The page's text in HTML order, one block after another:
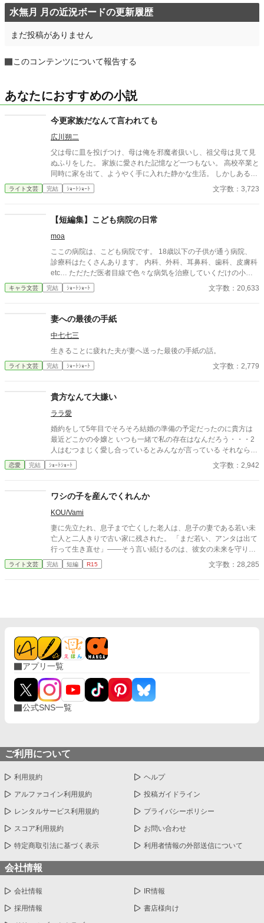
水無月 月の近況ボードの更新履歴
まだ投稿がありません
このコンテンツについて報告する
あなたにおすすめの小説
今更家族だなんて言われても
広川朔二
父は母に皿を投げつけ、母は俺を邪魔者扱いし、祖父母は見て見
ぬふりをした。 家族に愛された記憶など一つもない。 高校卒業と
同時に家を出て、ようやく手に入れた静かな生活。 しかしある
日、母の訃報と共に現れたのは、かつて俺を捨てた“父”だった―
―。 金を無心され、拒絶し、それでも迫ってくる血縁という鎖。
穏やかな怒りが胸に満ちる、爽快で静かな断絶の物語。
ライト文芸 完結 ｼｮｰﾄｼｮｰﾄ 文字数：3,723
【短編集】こども病院の日常
moa
ここの病院は、こども病院です。 18歳以下の子供が通う病院、
診療科はたくさんあります。 内科、外科、耳鼻科、歯科、皮膚科
etc… ただただ医者目線で色々な病気を治療していくだけの小説
です。 恋愛要素などは一切ありません。 密着病院24時！的な感
じです。 人物像などは表記していない為、読者様のご想像にお任
ください。 歯科以外の医療知識はそこまで詳しくないのですみま
せんがご了承ください。
キャラ文芸 完結 ｼｮｰﾄｼｮｰﾄ 文字数：20,633
妻への最後の手紙
中七七三
生きることに疲れた夫が妻へ送った最後の手紙の話。
ライト文芸 完結 ｼｮｰﾄｼｮｰﾄ 文字数：2,779
貴方なんて大嫌い
ララ愛
婚約をして5年目でそろそろ結婚の準備の予定だったのに貴方は
最近どこかの令嬢と いつも一緒で私の存在はなんだろう・・・2
人はむつまじく愛し合っているとみんなが言っている それなら私
はもういいです・・・貴方なんて大嫌い
恋愛 完結 ｼｮｰﾄｼｮｰﾄ 文字数：2,942
ワシの子を産んでくれんか
KOU/Vami
妻に先立たれ、息子まで亡くした老人は、息子の妻である若い未
亡人と二人きりで古い家に残された。 「まだ若い、アンタは出て
行って生き直せ」――そう言い続けるのは、彼女の未来を守りた
い善意であり、同時に、自分の寂しさが露見するのを恐れる防波
堤でもあった。 しかし彼女は去らない。義父を一人にできないと
互いだけを必要とする狭い家の中へ沈んでいく――。
ライト文芸 完結 短編 R15 文字数：28,285
アプリ一覧
公式SNS一覧
ご利用について
利用規約 ヘルプ
アルファコイン利用規約 投稿ガイドライン
レンタルサービス利用規約 プライバシーポリシー
スコア利用規約 お問い合わせ
特定商取引法に基づく表示 利用者情報の外部送信について
会社情報
会社情報 IR情報
採用情報 書店様向け